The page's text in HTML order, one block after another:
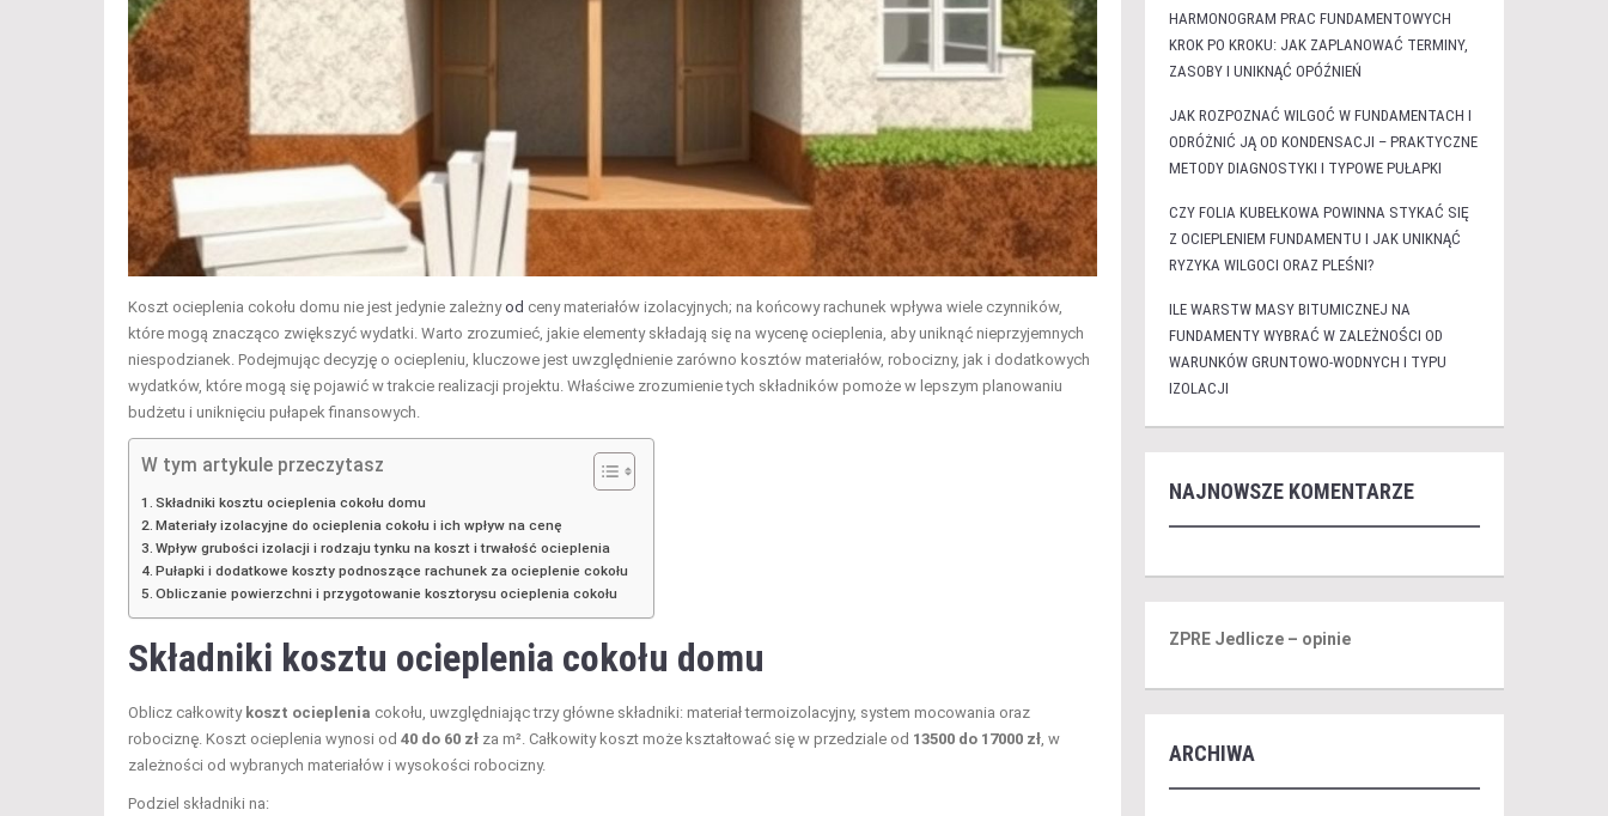
Koszt ocieplenia cokołu domu nie jest jedynie zależnyod ceny materiałów izolacyjnych; na końcowy rachunek wpływa wiele czynników,
które mogą znacząco zwiększyć wydatki. Warto zrozumieć, jakie elementy składają się na wycenę ocieplenia, aby uniknąć nieprzyjemnych
niespodzianek. Podejmując decyzję o ociepleniu, kluczowe jest uwzględnienie zarówno kosztów materiałów, robocizny, jak i dodatkowych
wydatków, które mogą się pojawić w trakcie realizacji projektu. Właściwe zrozumienie tych składników pomoże w lepszym planowaniu
budżetu i uniknięciu pułapek finansowych.
W tym artykule przeczytasz
Składniki kosztu ocieplenia cokołu domu
Materiały izolacyjne do ocieplenia cokołu i ich wpływ na cenę
Wpływ grubości izolacji i rodzaju tynku na koszt i trwałość ocieplenia
Pułapki i dodatkowe koszty podnoszące rachunek za ocieplenie cokołu
Obliczanie powierzchni i przygotowanie kosztorysu ocieplenia cokołu
Składniki kosztu ocieplenia cokołu domu
Oblicz całkowity koszt ocieplenia cokołu, uwzględniając trzy główne składniki: materiał termoizolacyjny, system mocowania oraz
robociznę. Koszt ocieplenia wynosi od 40 do 60 zł za m². Całkowity koszt może kształtować się w przedziale od 13500 do 17000 zł, w
zależności od wybranych materiałów i wysokości robocizny.
Podziel składniki na:
HARMONOGRAM PRAC FUNDAMENTOWYCH
KROK PO KROKU: JAK ZAPLANOWAĆ TERMINY,
ZASOBY I UNIKNĄĆ OPÓŹNIEŃ
JAK ROZPOZNAĆ WILGOĆ W FUNDAMENTACH I
ODRÓŻNIĆ JĄ OD KONDENSACJI – PRAKTYCZNE
METODY DIAGNOSTYKI I TYPOWE PUŁAPKI
CZY FOLIA KUBEŁKOWA POWINNA STYKAĆ SIĘ
Z OCIEPLENIEM FUNDAMENTU I JAK UNIKNĄĆ
RYZYKA WILGOCI ORAZ PLEŚNI?
ILE WARSTW MASY BITUMICZNEJ NA
FUNDAMENTY WYBRAĆ W ZALEŻNOŚCI OD
WARUNKÓW GRUNTOWO-WODNYCH I TYPU
IZOLACJI
NAJNOWSZE KOMENTARZE
ZPRE Jedlicze – opinie
ARCHIWA